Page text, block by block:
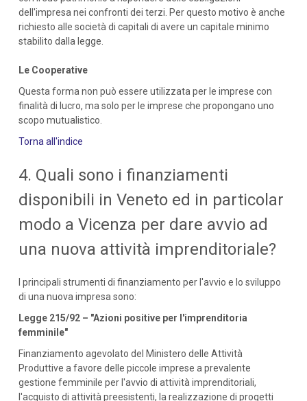
dell'impresa nei confronti dei terzi. Per questo motivo è anche
richiesto alle società di capitali di avere un capitale minimo
stabilito dalla legge.
Le Cooperative
Questa forma non può essere utilizzata per le imprese con
finalità di lucro, ma solo per le imprese che propongano uno
scopo mutualistico.
Torna all'indice
4. Quali sono i finanziamenti
disponibili in Veneto ed in particolar
modo a Vicenza per dare avvio ad
una nuova attività imprenditoriale?
I principali strumenti di finanziamento per l'avvio e lo sviluppo
di una nuova impresa sono:
Legge 215/92 – "Azioni positive per l'imprenditoria
femminile"
Finanziamento agevolato del Ministero delle Attività
Produttive a favore delle piccole imprese a prevalente
gestione femminile per l'avvio di attività imprenditoriali,
l'acquisto di attività preesistenti, la realizzazione di progetti